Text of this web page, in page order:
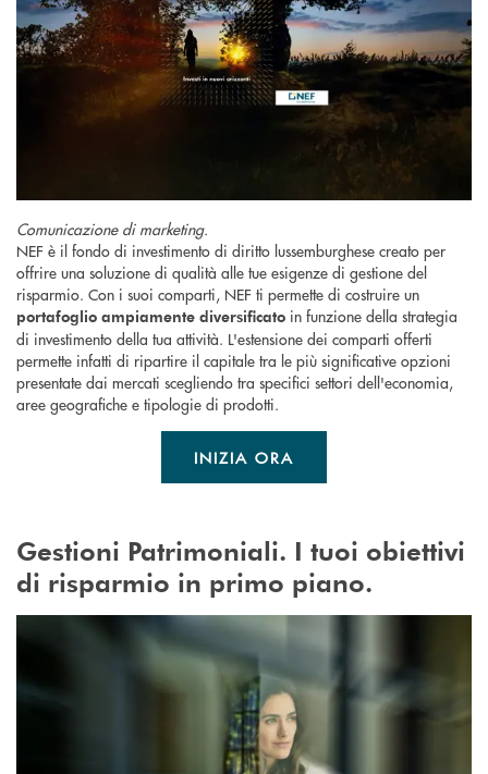
Comunicazione di marketing.
NEF è il fondo di investimento di diritto lussemburghese creato per
offrire una soluzione di qualità alle tue esigenze di gestione del
risparmio. Con i suoi comparti, NEF ti permette di costruire un
portafoglio ampiamente diversificato in funzione della strategia
di investimento della tua attività. L'estensione dei comparti offerti
permette infatti di ripartire il capitale tra le più significative opzioni
presentate dai mercati scegliendo tra specifici settori dell'economia,
aree geografiche e tipologie di prodotti.
INIZIA ORA
Gestioni Patrimoniali. I tuoi obiettivi
di risparmio in primo piano.